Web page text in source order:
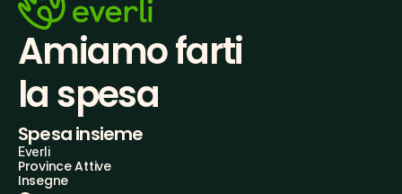
Amiamo farti
la spesa
Spesa insieme
Everli
Province Attive
Insegne